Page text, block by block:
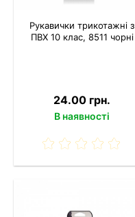
Рукавички трикотажні з
ПВХ 10 клас, 8511 чорні
24.00 грн.
В наявності